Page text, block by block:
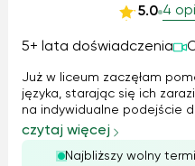
5.0 4
5+ lata doświadczenia
Już w liceum zaczęłam
języka, starając się ich
na indywidualne podejście
razem do nich dążymy.
praktycznych oraz
zróżnicowani - od
czytaj więcej
Najbliższy wolny